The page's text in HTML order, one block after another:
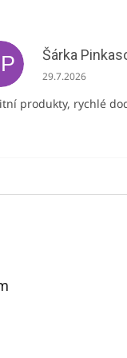
Šárka
Hodnocení
29.7.2026
produkty, rychlé